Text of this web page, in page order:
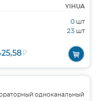
YIHUA
0 шт
23 шт
₽
одноканальный